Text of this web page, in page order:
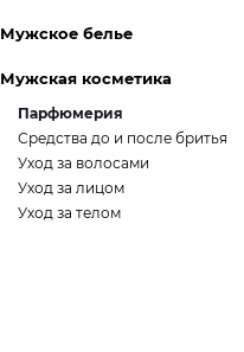
Мужское белье
Мужская косметика
Парфюмерия
Средства до и после бритья
Уход за волосами
Уход за лицом
Уход за телом